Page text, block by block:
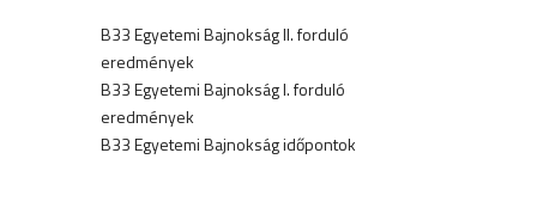
B33 Egyetemi Bajnokság II. forduló
eredmények
B33 Egyetemi Bajnokság I. forduló
eredmények
B33 Egyetemi Bajnokság időpontok